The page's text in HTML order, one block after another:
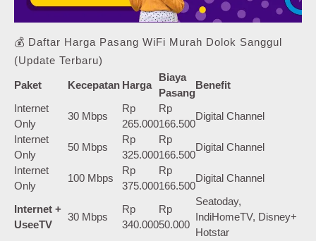
💰 Daftar Harga Pasang WiFi Murah Dolok Sanggul
(Update Terbaru)
Paket Kecepatan Harga
Biaya
Pasang
Benefit
Internet
Only
30 Mbps
Rp
265.000
Rp
166.500
Digital Channel
Internet
Only
50 Mbps
Rp
325.000
Rp
166.500
Digital Channel
Internet
Only
100 Mbps
Rp
375.000
Rp
166.500
Digital Channel
Internet +
UseeTV
30 Mbps
Rp
340.000
Rp
50.000
Seatoday,
IndiHomeTV, Disney+
Hotstar